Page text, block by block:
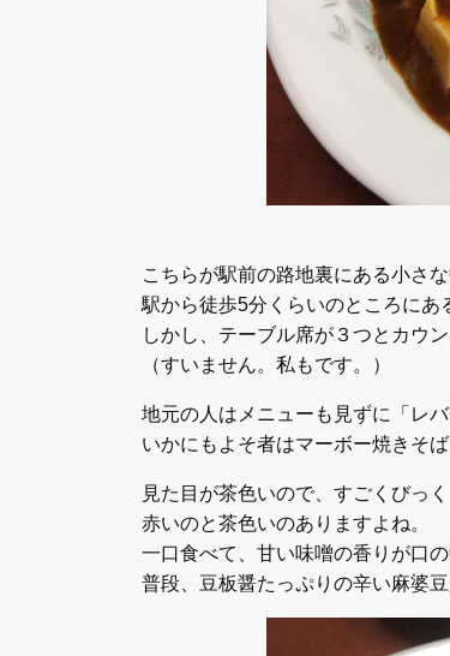
こちらが駅前の路地裏にある小さ
駅から徒歩5分くらいのところにあ
しかし、テーブル席が３つとカウ
（すいません。私もです。）
地元の人はメニューも見ずに「レ
いかにもよそ者はマーボー焼きそ
見た目が茶色いので、すごくびっ
赤いのと茶色いのありますよね。
一口食べて、甘い味噌の香りが口
普段、豆板醤たっぷりの辛い麻婆